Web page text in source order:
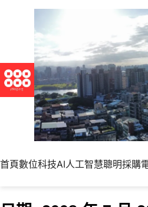
首頁數位科技AI人工智慧聰明採購